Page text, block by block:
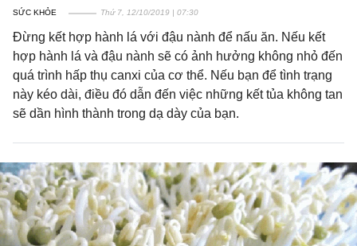
SỨC KHỎE Thứ 7, 12/10/2019 | 07:30
Đừng kết hợp hành lá với đậu nành để nấu ăn. Nếu kết
hợp hành lá và đậu nành sẽ có ảnh hưởng không nhỏ đến
quá trình hấp thụ canxi của cơ thể. Nếu bạn để tình trạng
này kéo dài, điều đó dẫn đến việc những kết tủa không tan
sẽ dần hình thành trong dạ dày của bạn.